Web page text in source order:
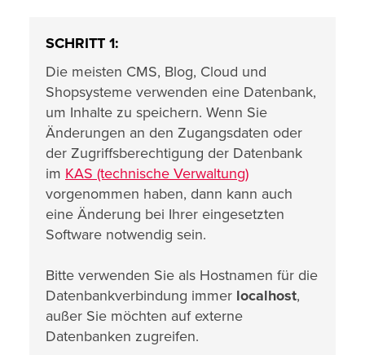
SCHRITT 1:
Die meisten CMS, Blog, Cloud und
Shopsysteme verwenden eine Datenbank,
um Inhalte zu speichern. Wenn Sie
Änderungen an den Zugangsdaten oder
der Zugriffsberechtigung der Datenbank
im KAS (technische Verwaltung)
vorgenommen haben, dann kann auch
eine Änderung bei Ihrer eingesetzten
Software notwendig sein.
Bitte verwenden Sie als Hostnamen für die
Datenbankverbindung immer localhost,
außer Sie möchten auf externe
Datenbanken zugreifen.